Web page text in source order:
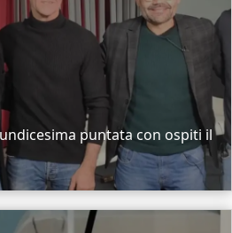
puntata con ospiti il